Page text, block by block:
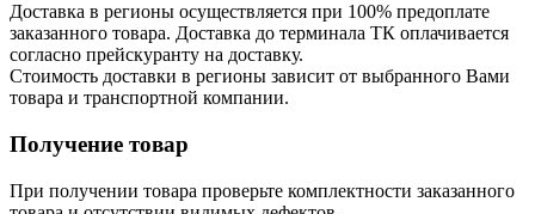
Доставка в регионы осуществляется при 100% предоплате
заказанного товара. Доставка до терминала ТК оплачивается
согласно прейскуранту на доставку.
Стоимость доставки в регионы зависит от выбранного Вами
товара и транспортной компании.
Получение товар
При получении товара проверьте комплектности заказанного